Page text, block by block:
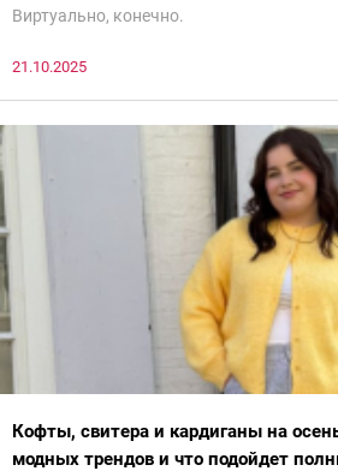
Виртуально, конечно.
21.10.2025
Кофты, свитера и кардиганы на
модных трендов и что подойдет